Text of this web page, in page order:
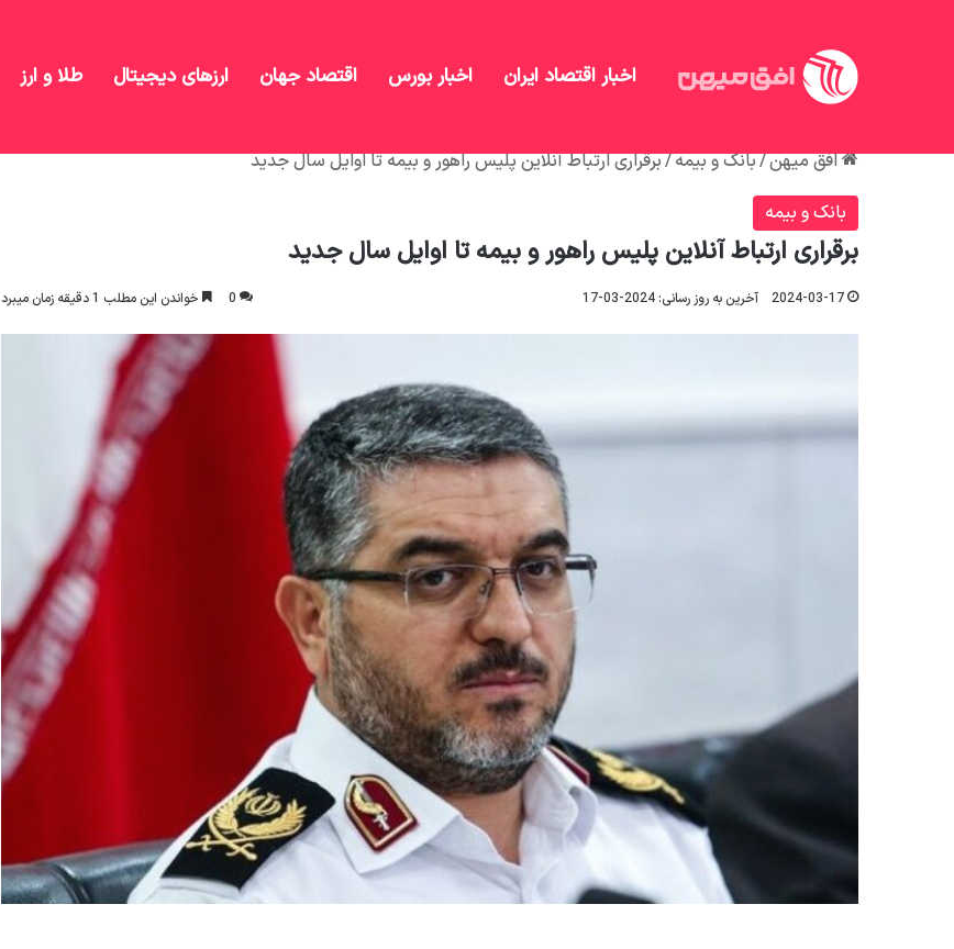
اخبار اقتصاد ایران اخبار بورس اقتصاد جهان ارزهای دیجیتال طلا و ارز
افق میهن/بانک و بیمه/برقراری ارتباط آنلاین پلیس راهور و بیمه تا اوایل سال جدید
بانک و بیمه
برقراری ارتباط آنلاین پلیس راهور و بیمه تا اوایل سال جدید
2024-03-17 آخرین به روز رسانی: 2024-03-17 0 خواندن این مطلب 1 دقیقه زمان میبرد